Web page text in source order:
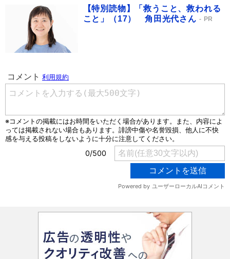
【特別読物】「救うこと、救われる
こと」（17） 角田光代さん
PR